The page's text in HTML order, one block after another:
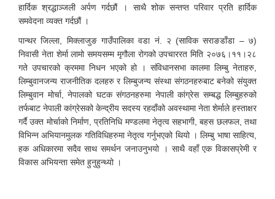
हार्दिक श्रद्धाञ्जली अर्पण गर्दछौं । साथै शोक सन्तप्त परिवार प्रति हार्दिक
समवेदना व्यक्त गर्दछौं ।
पान्थर जिल्ला, मिक्लाजुङ गाउँपालिका वडा नं. २ (साविक सराङडाँडा – ७)
निवासी नेता शेर्मा लामो समयसम्म मृगौला रोगको उपचाररत मिति २०७६।११।२८
गते उपचारको क्रममा निधन भएको हो । संविधानसभा कालमा लिम्बु नेताहरु,
लिम्बुवानजन्य राजनीतिक दलहरु र लिम्बुजन्य संस्था संगठनहरुबाट बनेको संयुक्त
लिम्बुवान मोर्चा, नेपालको घटक संगठनहरुमा नेपाली कांग्रेस सम्बद्ध लिम्बुहरुको
तर्फबाट नेपाली कांग्रेसको केन्द्रीय सदस्य रहदाँको अवस्थामा नेता शेर्माले हस्ताक्षर
गर्दै उक्त मोर्चाको निर्माण, प्रतिनिधि मण्डलमा नेतृत्व सहभागी, बहस छलफल, तथा
विभिन्न अभियानमुलक गतिविधिहरुमा नेतृत्व गर्नुभएको थियो । लिम्बु भाषा साहित्य,
हक अधिकारमा सदैव साथ समर्थन जनाउनुभयो । साथै वहाँ एक विकासप्रेमी र
विकास अभियन्ता समेत हुनुहुन्थ्यो ।